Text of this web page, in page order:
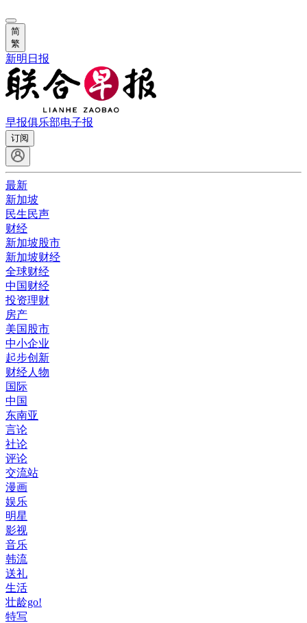
简
繁
新明日报
早报俱乐部电子报
订阅
最新
新加坡
民生民声
财经
新加坡股市
新加坡财经
全球财经
中国财经
投资理财
房产
美国股市
中小企业
起步创新
财经人物
国际
中国
东南亚
言论
社论
评论
交流站
漫画
娱乐
明星
影视
音乐
韩流
送礼
生活
壮龄go!
特写